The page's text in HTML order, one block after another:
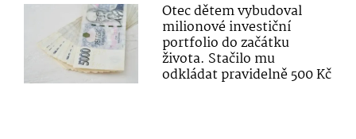
Otec dětem vybudoval
milionové investiční
portfolio do začátku
života. Stačilo mu
odkládat pravidelně 500 Kč